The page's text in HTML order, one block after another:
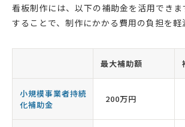
看板制作には、以下の補助金を活用できま
することで、制作にかかる費用の負担を軽
最大補助額
小規模事業者持続
化補助金
200万円